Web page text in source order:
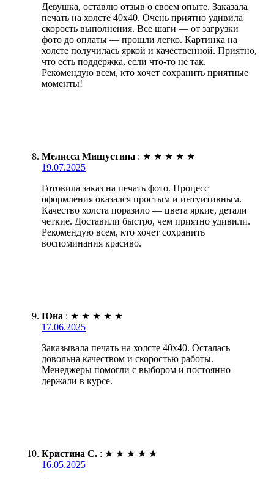
Девушка, оставлю отзыв о своем опыте. Заказала
печать на холсте 40х40. Очень приятно удивила
скорость выполнения. Все шаги — от загрузки
фото до оплаты — прошли легко. Картинка на
холсте получилась яркой и качественной. Приятно,
что есть поддержка, если что-то не так.
Рекомендую всем, кто хочет сохранить приятные
моменты!
Мелисса Мишустина : ★ ★ ★ ★ ★
19.07.2025
Готовила заказ на печать фото. Процесс
оформления оказался простым и интуитивным.
Качество холста поразило — цвета яркие, детали
четкие. Доставили быстро, чем приятно удивили.
Рекомендую всем, кто хочет сохранить
воспоминания красиво.
Юна : ★ ★ ★ ★ ★
17.06.2025
Заказывала печать на холсте 40х40. Осталась
довольна качеством и скоростью работы.
Менеджеры помогли с выбором и постоянно
держали в курсе.
Кристина С. : ★ ★ ★ ★ ★
16.05.2025